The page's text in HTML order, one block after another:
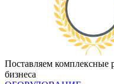
Поставляем комплексные
бизнеса